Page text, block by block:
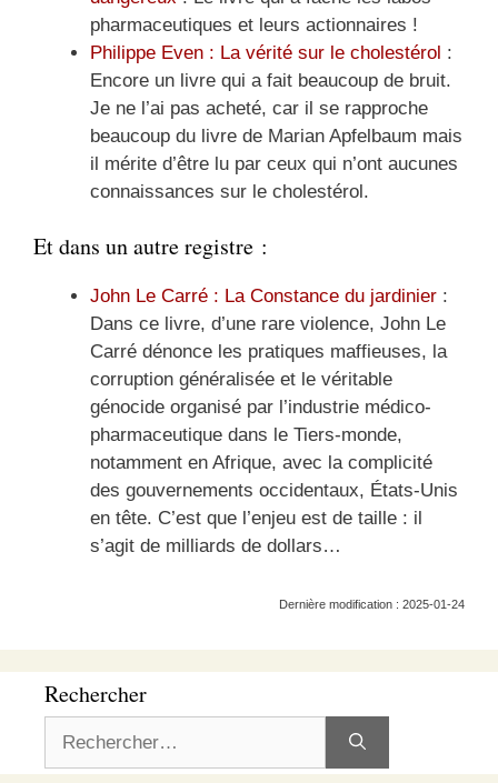
pharmaceutiques et leurs actionnaires !
Philippe Even : La vérité sur le cholestérol :
Encore un livre qui a fait beaucoup de bruit.
Je ne l’ai pas acheté, car il se rapproche
beaucoup du livre de Marian Apfelbaum mais
il mérite d’être lu par ceux qui n’ont aucunes
connaissances sur le cholestérol.
Et dans un autre registre :
John Le Carré : La Constance du jardinier :
Dans ce livre, d’une rare violence, John Le
Carré dénonce les pratiques maffieuses, la
corruption généralisée et le véritable
génocide organisé par l’industrie médico-
pharmaceutique dans le Tiers-monde,
notamment en Afrique, avec la complicité
des gouvernements occidentaux, États-Unis
en tête. C’est que l’enjeu est de taille : il
s’agit de milliards de dollars…
Dernière modification : 2025-01-24
Rechercher